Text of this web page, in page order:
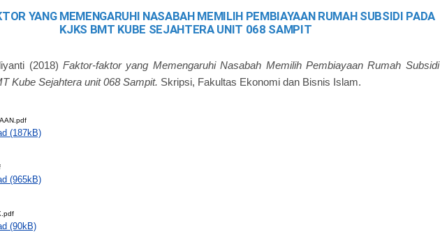
YANG MEMENGARUHI NASABAH MEMILIH PEMBIAYAAN RUMAH SUBSIDI PADA
KJKS BMT KUBE SEJAHTERA UNIT 068 SAMPIT
(2018)Faktor-faktor yang Memengaruhi Nasabah Memilih Pembiayaan Rumah Subsidi
Kube Sejahtera unit 068 Sampit. Skripsi, Fakultas Ekonomi dan Bisnis Islam.
(187kB)
(965kB)
(90kB)